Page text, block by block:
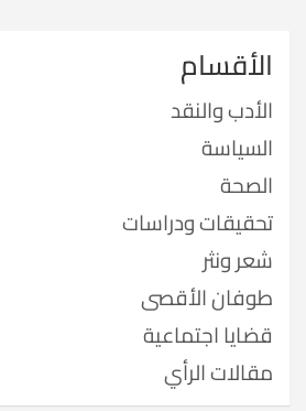
الأقسام
الأدب والنقد
السياسة
الصحة
تحقيقات ودراسات
شعر ونثر
طوفان الأقصى
قضايا اجتماعية
مقالات الرأي